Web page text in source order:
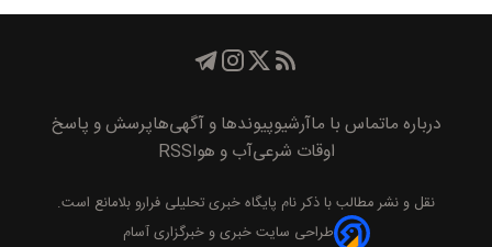
درباره ماتماس با ماآرشیوپیوند‌ها و آگهی‌هاپرسش و پاسخ
اوقات شرعیآب و هواRSS
نقل و نشر مطالب با ذکر نام پايگاه خبری تحليلی فرارو بلامانع است.
طراحی سایت خبری و خبرگزاری آسام